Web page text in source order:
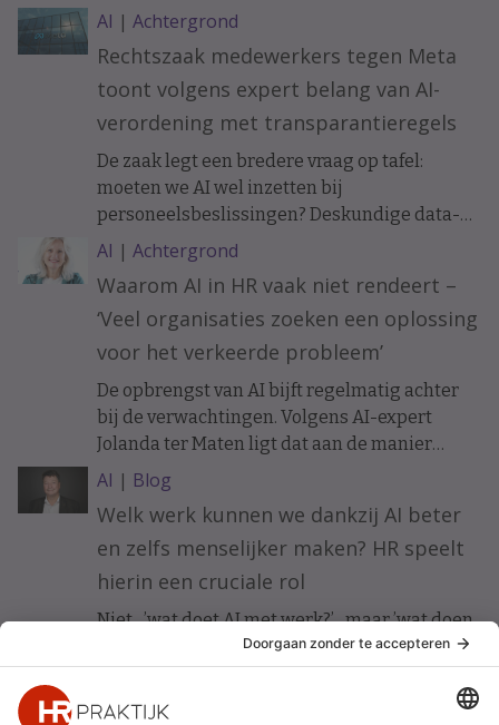
Bijvoorbeeld als sollicitanten of medewerkers
communiceren met een AI-chatbot. Wat
verandert er precies en wanneer moet je
mensen informeren?
AI | Achtergrond
Rechtszaak medewerkers tegen Meta
toont volgens expert belang van AI-
verordening met transparantieregels
De zaak legt een bredere vraag op tafel:
moeten we AI wel inzetten bij
personeelsbeslissingen? Deskundige data-
ethiek Koen Versmissen maant tot
voorzichtigheid.
AI | Achtergrond
Waarom AI in HR vaak niet rendeert –
‘Veel organisaties zoeken een oplossing
voor het verkeerde probleem’
De opbrengst van AI bijft regelmatig achter
bij de verwachtingen. Volgens AI-expert
Jolanda ter Maten ligt dat aan de manier
waarop organisaties ermee beginnen.
AI | Blog
Welk werk kunnen we dankzij AI beter
en zelfs menselijker maken? HR speelt
hierin een cruciale rol
Niet ’wat doet AI met werk?’ maar ’wat doen
wij met AI om werk beter te maken?’ Vijf HR-
principes voor werkgeluk in een AI-gedreven
organisatie.